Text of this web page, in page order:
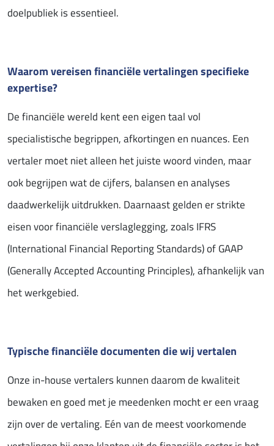
doelpubliek is essentieel.
Waarom vereisen financiële vertalingen specifieke
expertise?
De financiële wereld kent een eigen taal vol
specialistische begrippen, afkortingen en nuances. Een
vertaler moet niet alleen het juiste woord vinden, maar
ook begrijpen wat de cijfers, balansen en analyses
daadwerkelijk uitdrukken. Daarnaast gelden er strikte
eisen voor financiële verslaglegging, zoals IFRS
(International Financial Reporting Standards) of GAAP
(Generally Accepted Accounting Principles), afhankelijk van
het werkgebied.
Typische financiële documenten die wij vertalen
Onze in-house vertalers kunnen daarom de kwaliteit
bewaken en goed met je meedenken mocht er een vraag
zijn over de vertaling. Eén van de meest voorkomende